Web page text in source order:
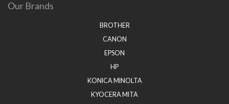
Our Brands
BROTHER
CANON
EPSON
HP
KONICA MINOLTA
KYOCERA MITA